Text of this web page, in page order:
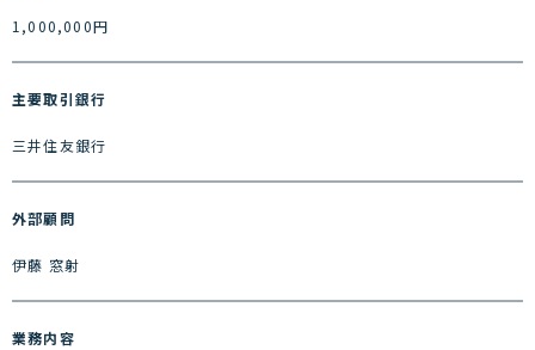
1,000,000円
主要取引銀行
三井住友銀行
外部顧問
伊藤 窓射
業務内容